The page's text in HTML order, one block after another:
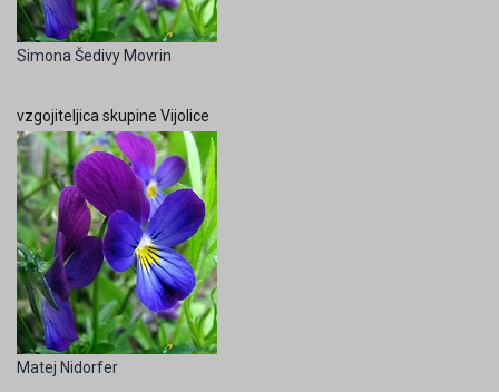
Simona Šedivy Movrin
vzgojiteljica skupine Vijolice
Matej Nidorfer